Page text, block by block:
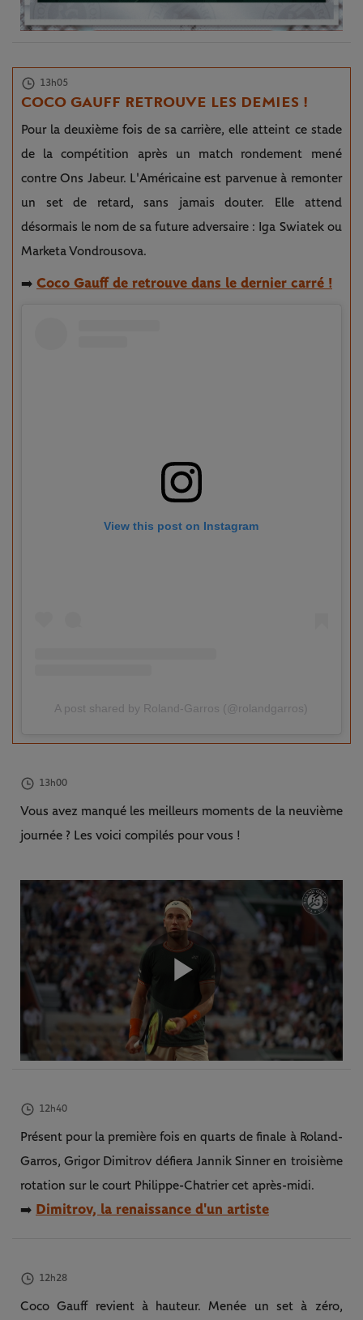
13h05
COCO GAUFF RETROUVE LES DEMIES !
Pour la deuxième fois de sa carrière, elle atteint ce stade
de la compétition après un match rondement mené
contre Ons Jabeur. L'Américaine est parvenue à remonter
un set de retard, sans jamais douter. Elle attend
désormais le nom de sa future adversaire : Iga Swiatek ou
Marketa Vondrousova.
➡️ Coco Gauff de retrouve dans le dernier carré !
View this post on Instagram
A post shared by Roland-Garros (@rolandgarros)
13h00
Vous avez manqué les meilleurs moments de la neuvième
journée ? Les voici compilés pour vous !
Play
12h40
Présent pour la première fois en quarts de finale à Roland-
Garros, Grigor Dimitrov défiera Jannik Sinner en troisième
rotation sur le court Philippe-Chatrier cet après-midi.
➡️ Dimitrov, la renaissance d'un artiste
12h28
Coco Gauff revient à hauteur. Menée un set à zéro,